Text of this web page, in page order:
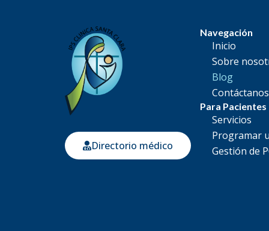
Directorio médico
Navegación
Inicio
Sobre
Blog
Contáctanos
Para Pacientes
Servicios
Programar
Gestión de